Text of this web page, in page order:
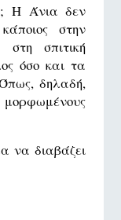
Η Άνια δεν
στην
στη σπιτική
όσο και τα
δηλαδή,
να διαβάζει